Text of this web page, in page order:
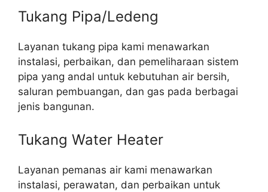
Tukang Pipa/Ledeng
Layanan tukang pipa kami menawarkan
instalasi, perbaikan, dan pemeliharaan sistem
pipa yang andal untuk kebutuhan air bersih,
saluran pembuangan, dan gas pada berbagai
jenis bangunan.
Tukang Water Heater
Layanan pemanas air kami menawarkan
instalasi, perawatan, dan perbaikan untuk